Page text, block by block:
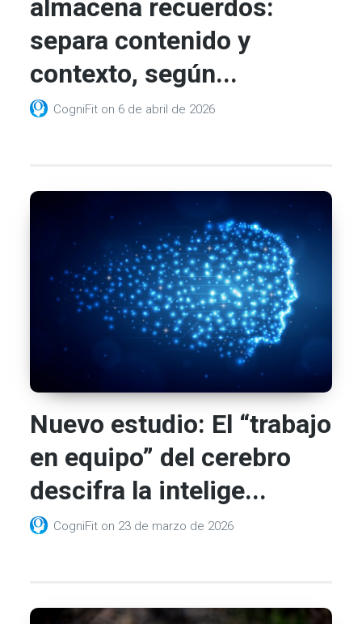
almacena recuerdos:
separa contenido y
contexto, según...
CogniFit on 6 de abril de 2026
Nuevo estudio: El “trabajo
en equipo” del cerebro
descifra la intelige...
CogniFit on 23 de marzo de 2026